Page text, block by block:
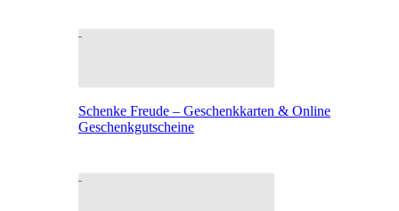
Schenke Freude – Geschenkkarten & Online
Geschenkgutscheine